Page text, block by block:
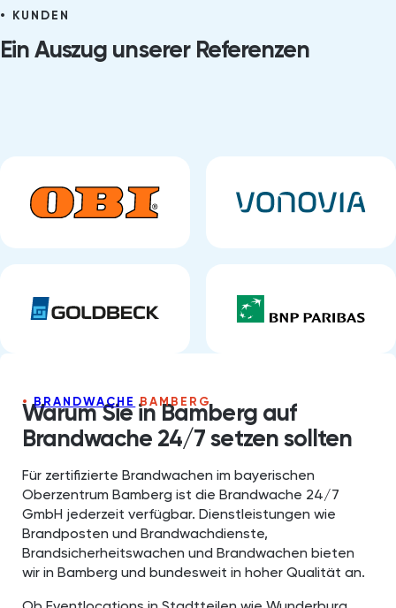
KUNDEN
Ein Auszug unserer Referenzen
BRANDWACHE BAMBERG
Warum Sie in Bamberg auf
Brandwache 24/7 setzen sollten
Für zertifizierte Brandwachen im bayerischen
Oberzentrum Bamberg ist die Brandwache 24/7
GmbH jederzeit verfügbar. Dienstleistungen wie
Brandposten und Brandwachdienste,
Brandsicherheitswachen und Brandwachen bieten
wir in Bamberg und bundesweit in hoher Qualität an.